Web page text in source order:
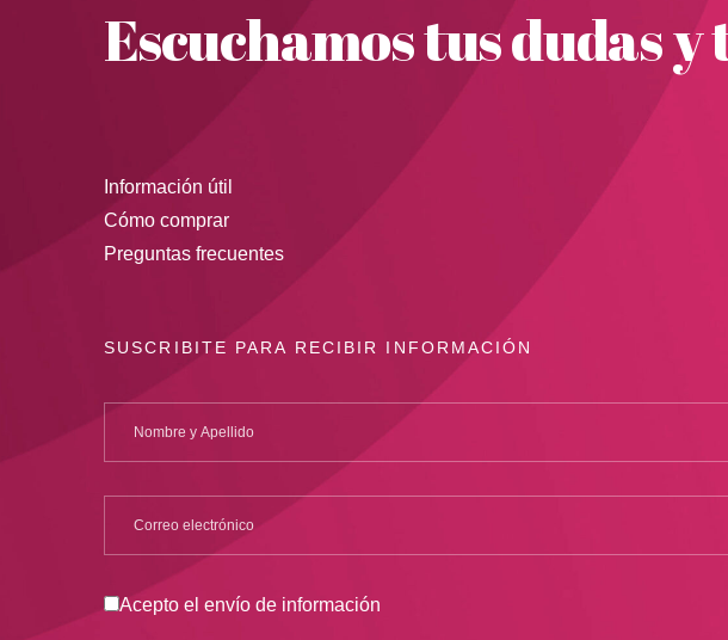
Escuchamos tus dudas
Información útil
Cómo comprar
Preguntas frecuentes
SUSCRIBITE PARA RECIBIR INFORMACIÓN
Acepto el envío de información